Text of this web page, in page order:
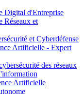
Digital d'Entreprise
Réseaux et
et Cyberdéfense
Artificielle - Expert
des réseaux
Artificielle